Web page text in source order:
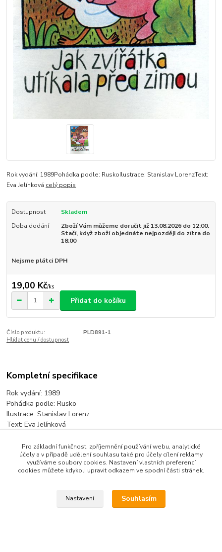
Rok vydání: 1989Pohádka podle: RuskoIlustrace: Stanislav LorenzText:
Eva Jelínková celý popis
Dostupnost
Skladem
Doba dodání
Zboží Vám můžeme doručit již 13.08.2026 do 12:00.
Stačí, když zboží objednáte nejpozději do zítra do
18:00
Nejsme plátci DPH
19,00 Kč/ks
Přidat do košíku
Číslo produktu:
PLD891-1
Hlídat cenu / dostupnost
Kompletní specifikace
Rok vydání: 1989
Pohádka podle: Rusko
Ilustrace: Stanislav Lorenz
Text: Eva Jelínková
Zboží zařazeno v kategoriích
Pohádkové lístečky jednotlivé
Pro základní funkčnost, zpříjemnění používání webu, analytické
účely a v případě udělení souhlasu také pro účely cílení reklamy
využíváme soubory cookies. Nastavení vlastních preferencí
cookies můžete kdykoli upravit odkazem ve spodní části stránek.
Nastavení Souhlasím